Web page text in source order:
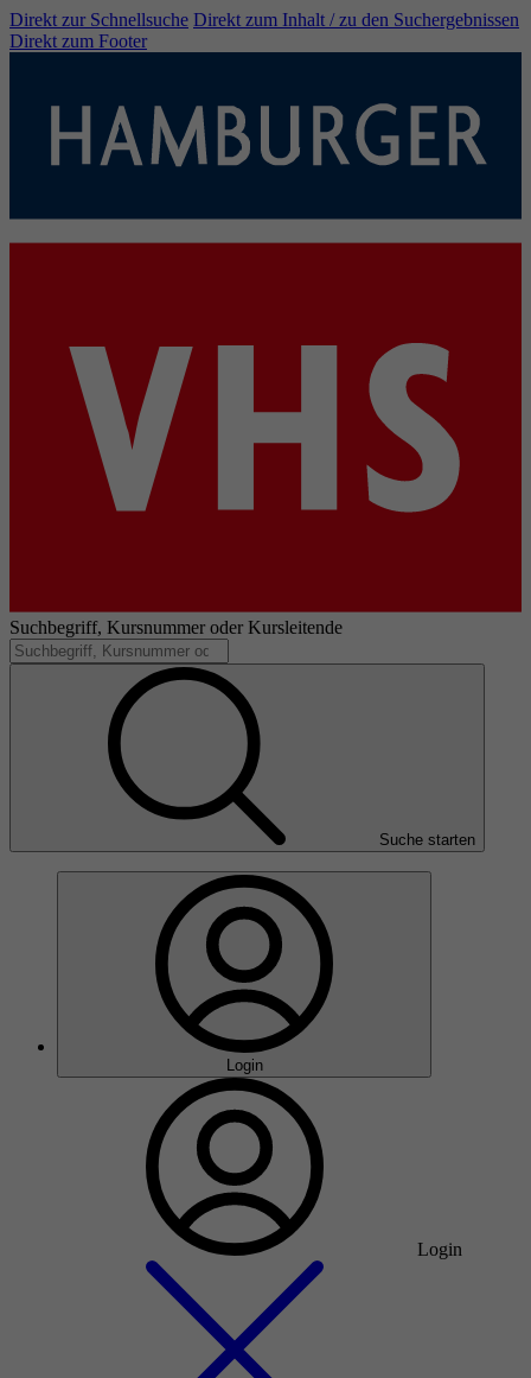
Direkt zur Schnellsuche Direkt zum Inhalt / zu den Suchergebnissen
Direkt zum Footer
Suchbegriff, Kursnummer oder Kursleitende
Suche starten
Login
Login